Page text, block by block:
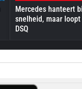
Mercedes hanteert
snelheid, maar
DSQ